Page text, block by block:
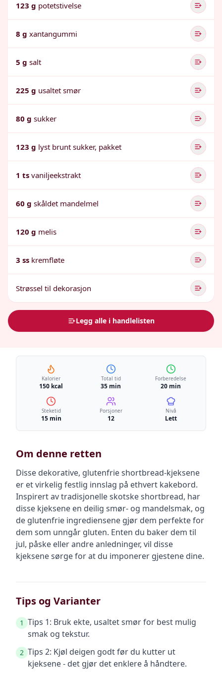
123 g potetstivelse
8 g xantangummi
5 g salt
225 g usaltet smør
80 g sukker
123 g lyst brunt sukker, pakket
1 ts vaniljeekstrakt
60 g skåldet mandelmel
120 g melis
3 ss kremfløte
Strøssel til dekorasjon
Legg alle i handlelisten
Kalorier
150 kcal
Total tid
35 min
Forberedelse
20 min
Steketid
15 min
Porsjoner
12
Nivå
Lett
Om denne retten
Disse dekorative, glutenfrie shortbread-kjeksene
er et virkelig festlig innslag på ethvert kakebord.
Inspirert av tradisjonelle skotske shortbread, har
disse kjeksene en deilig smør- og mandelsmak, og
de glutenfrie ingrediensene gjør dem perfekte for
dem som unngår gluten. Enten du baker dem til
jul, påske eller andre anledninger, vil disse
kjeksene sørge for at du imponerer gjestene dine.
Tips og Varianter
1 Tips 1: Bruk ekte, usaltet smør for best mulig
smak og tekstur.
2 Tips 2: Kjøl deigen godt før du kutter ut
kjeksene - det gjør det enklere å håndtere.